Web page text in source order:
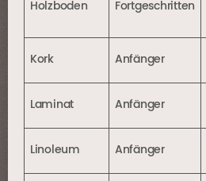
Holzboden Fortgeschritten
Kork Anfänger
Laminat Anfänger
Linoleum Anfänger